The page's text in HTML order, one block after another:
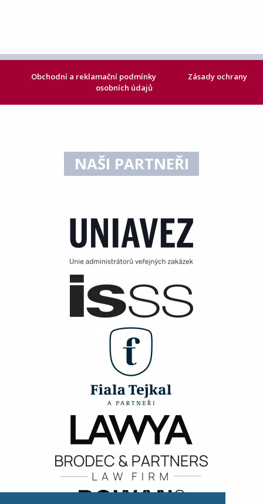
Obchodní a reklamační podmínky
Zásady ochrany
osobních údajů
NAŠI PARTNEŘI